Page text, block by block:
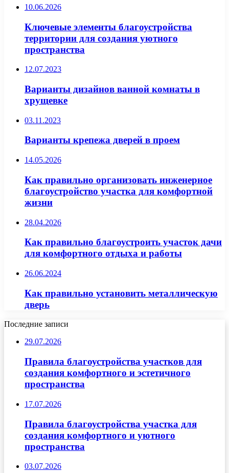
10.06.2026
Ключевые элементы благоустройства
территории для создания уютного
пространства
12.07.2023
Варианты дизайнов ванной комнаты в
хрущевке
03.11.2023
Варианты крепежа дверей в проем
14.05.2026
Как правильно организовать инженерное
благоустройство участка для комфортной
жизни
28.04.2026
Как правильно благоустроить участок дачи
для комфортного отдыха и работы
26.06.2024
Как правильно установить металлическую
дверь
Последние записи
29.07.2026
Правила благоустройства участков для
создания комфортного и эстетичного
пространства
17.07.2026
Правила благоустройства участка для
создания комфортного и уютного
пространства
03.07.2026